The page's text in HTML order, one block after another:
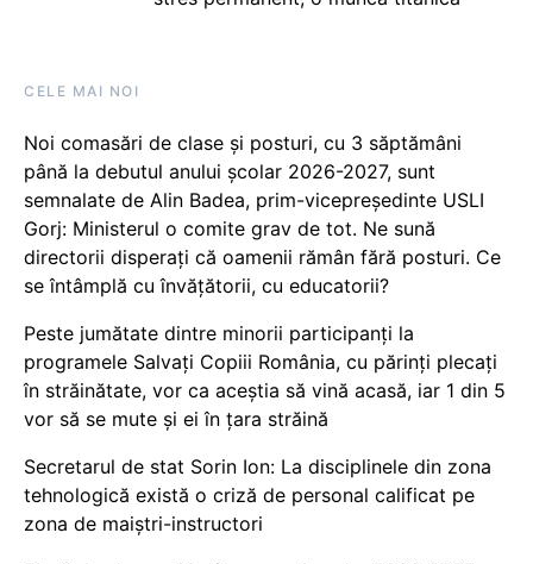
CELE MAI NOI
Noi comasări de clase și posturi, cu 3 săptămâni
până la debutul anului școlar 2026-2027, sunt
semnalate de Alin Badea, prim-vicepreședinte USLI
Gorj: Ministerul o comite grav de tot. Ne sună
directorii disperați că oamenii rămân fără posturi. Ce
se întâmplă cu învățătorii, cu educatorii?
Peste jumătate dintre minorii participanți la
programele Salvați Copiii România, cu părinți plecați
în străinătate, vor ca aceștia să vină acasă, iar 1 din 5
vor să se mute și ei în țara străină
Secretarul de stat Sorin Ion: La disciplinele din zona
tehnologică există o criză de personal calificat pe
zona de maiștri-instructori